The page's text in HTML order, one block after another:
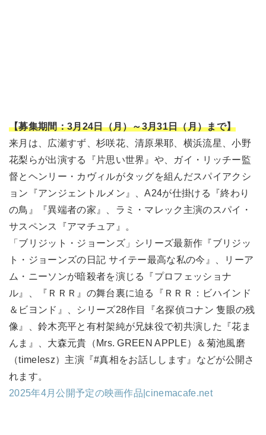
【募集期間：3月24日（月）～3月31日（月）まで】
来月は、広瀬すず、杉咲花、清原果耶、横浜流星、小野
花梨らが出演する『片思い世界』や、ガイ・リッチー監
督とヘンリー・カヴィルがタッグを組んだスパイアクシ
ョン『アンジェントルメン』、A24が仕掛ける『終わり
の鳥』『異端者の家』、ラミ・マレック主演のスパイ・
サスペンス『アマチュア』。
「ブリジット・ジョーンズ」シリーズ最新作『ブリジッ
ト・ジョーンズの日記 サイテー最高な私の今』、リーア
ム・ニーソンが暗殺者を演じる『プロフェッショナ
ル』、『ＲＲＲ』の舞台裏に迫る『ＲＲＲ：ビハインド
＆ビヨンド』、シリーズ28作目『名探偵コナン 隻眼の残
像』、鈴木亮平と有村架純が兄妹役で初共演した『花ま
んま』、大森元貴（Mrs. GREEN APPLE）＆菊池風磨
（timelesz）主演『#真相をお話しします』などが公開さ
れます。
2025年4月公開予定の映画作品|cinemacafe.net